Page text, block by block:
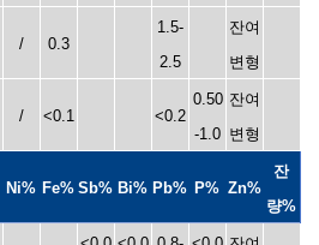
/ 0.3
1.5-
2.5
잔여
변형
/ <0.1 <0.2
0.50
-1.0
잔여
변형
Ni% Fe% Sb% Bi% Pb% P% Zn%
잔
량%